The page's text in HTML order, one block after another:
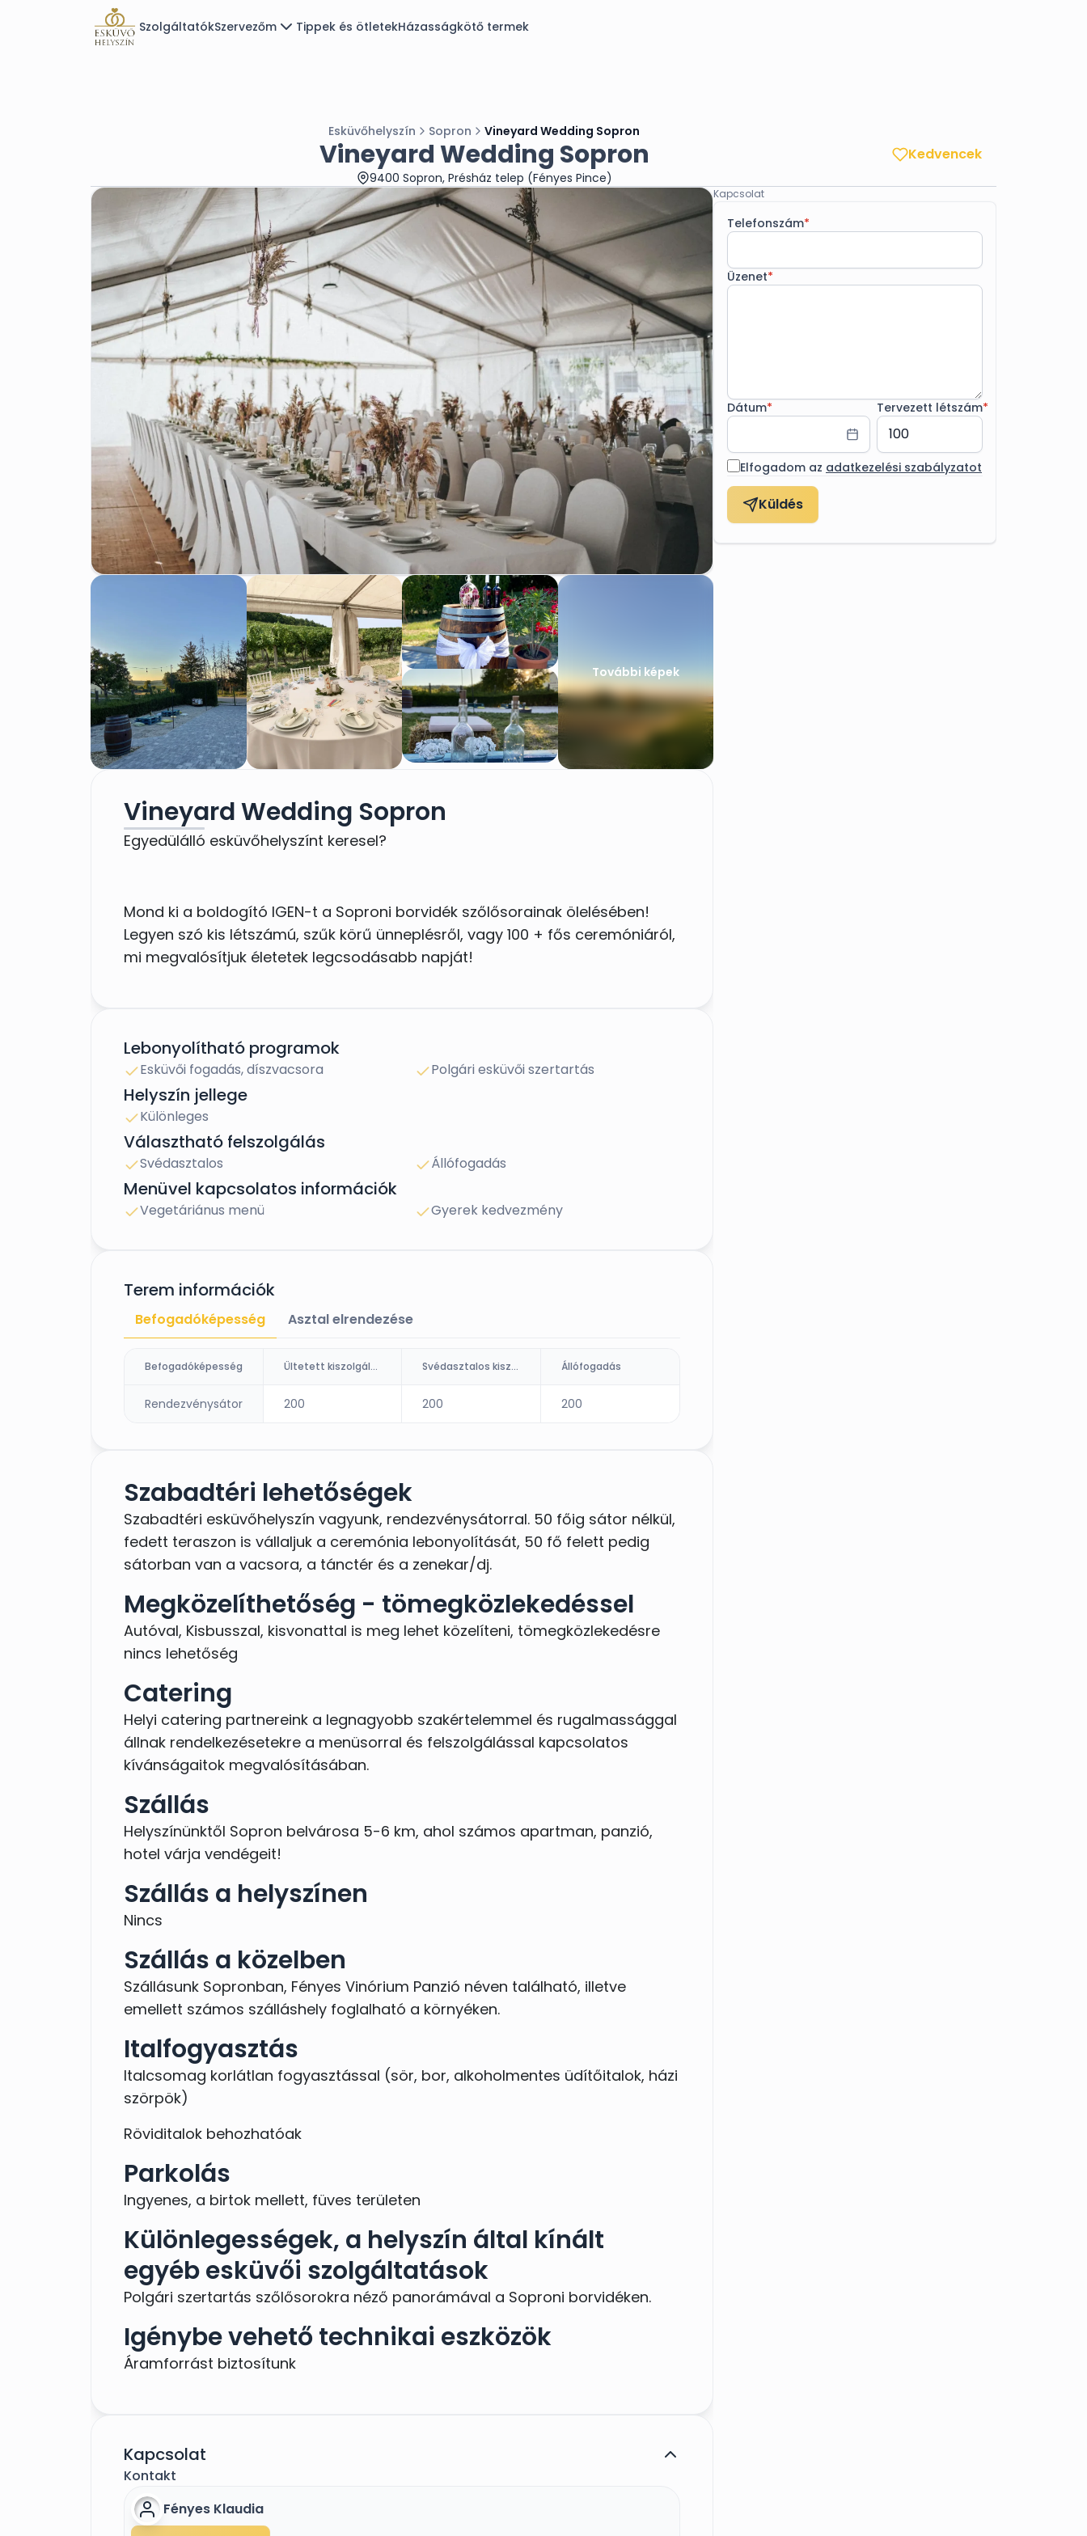
SzolgáltatókSzervezőm Tippek és ötletekHázasságkötő termek
Esküvőhelyszín Sopron Vineyard Wedding Sopron
Vineyard Wedding Sopron
9400 Sopron, Présház telep (Fényes Pince)
Kedvencek
További képek
Vineyard Wedding Sopron
Egyedülálló esküvőhelyszínt keresel?
Mond ki a boldogító IGEN-t a Soproni borvidék szőlősorainak ölelésében!
Legyen szó kis létszámú, szűk körű ünneplésről, vagy 100 + fős ceremóniáról,
mi megvalósítjuk életetek legcsodásabb napját!
Lebonyolítható programok
Esküvői fogadás, díszvacsora Polgári esküvői szertartás
Helyszín jellege
Különleges
Választható felszolgálás
Svédasztalos Állófogadás
Menüvel kapcsolatos információk
Vegetáriánus menü Gyerek kedvezmény
Terem információk
Befogadóképesség Asztal elrendezése
Befogadóképesség Ültetett kiszolgálás (fő) Svédasztalos kiszolgálás Állófogadás
Rendezvénysátor 200 200 200
Szabadtéri lehetőségek
Szabadtéri esküvőhelyszín vagyunk, rendezvénysátorral. 50 főig sátor nélkül,
fedett teraszon is vállaljuk a ceremónia lebonyolítását, 50 fő felett pedig
sátorban van a vacsora, a tánctér és a zenekar/dj.
Megközelíthetőség - tömegközlekedéssel
Autóval, Kisbusszal, kisvonattal is meg lehet közelíteni, tömegközlekedésre
nincs lehetőség
Catering
Helyi catering partnereink a legnagyobb szakértelemmel és rugalmassággal
állnak rendelkezésetekre a menüsorral és felszolgálással kapcsolatos
kívánságaitok megvalósításában.
Szállás
Helyszínünktől Sopron belvárosa 5-6 km, ahol számos apartman, panzió,
hotel várja vendégeit!
Szállás a helyszínen
Nincs
Szállás a közelben
Szállásunk Sopronban, Fényes Vinórium Panzió néven található, illetve
emellett számos szálláshely foglalható a környéken.
Italfogyasztás
Italcsomag korlátlan fogyasztással (sör, bor, alkoholmentes üdítőitalok, házi
szörpök)
Röviditalok behozhatóak
Parkolás
Ingyenes, a birtok mellett, füves területen
Különlegességek, a helyszín által kínált
egyéb esküvői szolgáltatások
Polgári szertartás szőlősorokra néző panorámával a Soproni borvidéken.
Igénybe vehető technikai eszközök
Áramforrást biztosítunk
Kapcsolat
Kontakt
Fényes Klaudia
Kapcsolat
Telefonszám*
Üzenet*
Dátum* Tervezett létszám*
Elfogadom az adatkezelési szabályzatot
Küldés